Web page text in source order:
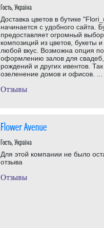
Гость, Україна
Доставка цветов в бутике
начинается с удобного сайта.
предоставляет огромный выбор
композиций из цветов, букеты
любой вкус. Возможна опция по
оформлению залов для
рождений и других ивентов.
озеленение домов и офисов. ...
Отзывы
Flower Avenue
Гость, Україна
Для этой компании не было
отзыва
Отзывы